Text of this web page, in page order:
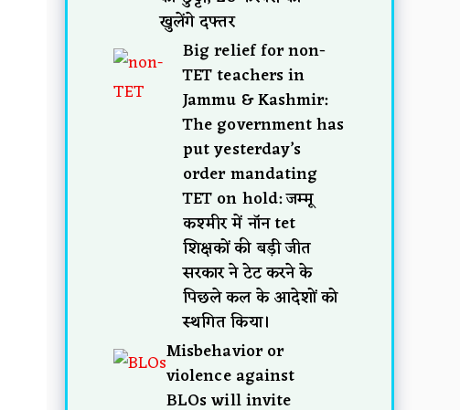
खुलेंगे दफ्तर
Big relief for non-
TET teachers in
Jammu & Kashmir:
The government has
put yesterday’s
order mandating
TET on hold: जम्मू
कश्मीर में नॉन tet
शिक्षकों की बड़ी जीत
सरकार ने टेट करने के
पिछले कल के आदेशों को
स्थगित किया।
Misbehavior or
violence against
BLOs will invite